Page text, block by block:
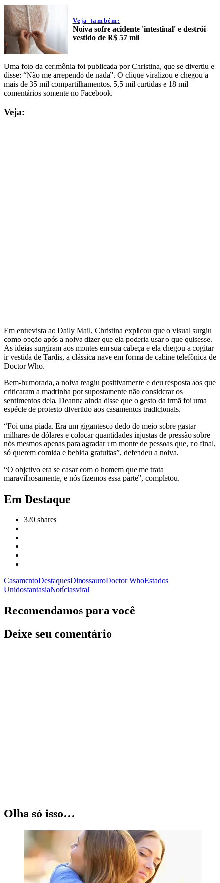
Veja também:
Noiva sofre acidente 'intestinal' e destrói
vestido de R$ 57 mil
Uma foto da cerimônia foi publicada por Christina, que se divertiu e
disse: “Não me arrependo de nada”. O clique viralizou e chegou a
mais de 35 mil compartilhamentos, 5,5 mil curtidas e 18 mil
comentários somente no Facebook.
Veja:
Em entrevista ao Daily Mail, Christina explicou que o visual surgiu
como opção após a noiva dizer que ela poderia usar o que quisesse.
As ideias surgiram aos montes em sua cabeça e ela chegou a cogitar
ir vestida de Tardis, a clássica nave em forma de cabine telefônica de
Doctor Who.
Bem-humorada, a noiva reagiu positivamente e deu resposta aos que
criticaram a madrinha por supostamente não considerar os
sentimentos dela. Deanna ainda disse que o gesto da irmã foi uma
espécie de protesto divertido aos casamentos tradicionais.
“Foi uma piada. Era um gigantesco dedo do meio sobre gastar
milhares de dólares e colocar quantidades injustas de pressão sobre
nós mesmos apenas para agradar um monte de pessoas que, no final,
só querem comida e bebida gratuitas”, defendeu a noiva.
“O objetivo era se casar com o homem que me trata
maravilhosamente, e nós fizemos essa parte”, completou.
Em Destaque
320 shares
CasamentoDestaquesDinossauroDoctor WhoEstados
UnidosfantasiaNotíciasviral
Recomendamos para você
Deixe seu comentário
Olha só isso…